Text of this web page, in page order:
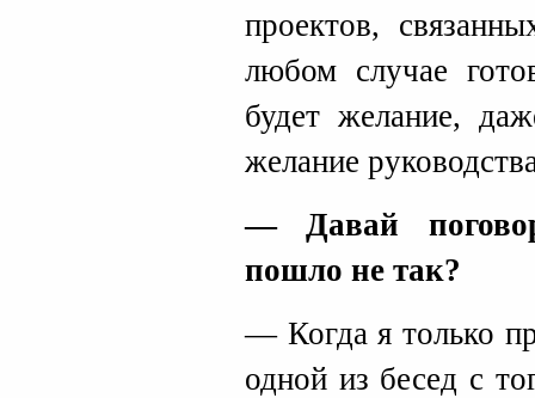
проектов,
любом случае
будет желание,
желание
— Давай
пошло не так?
— Когда я только
одной из бесед с